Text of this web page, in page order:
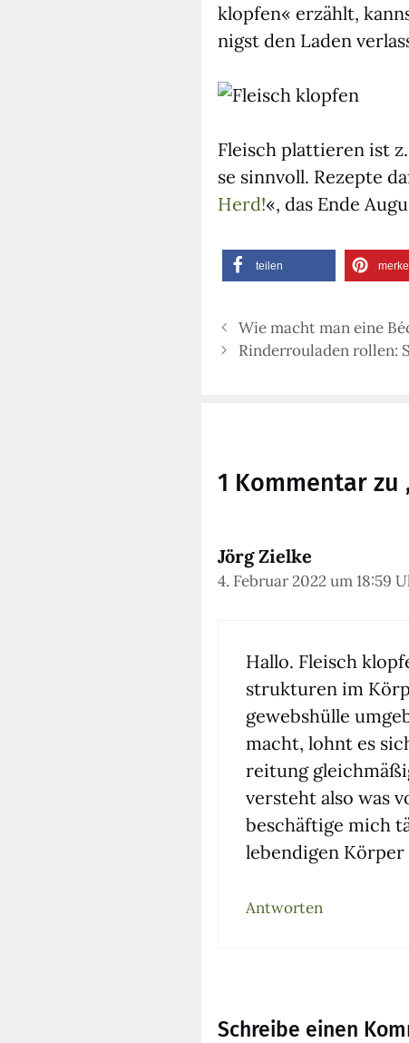
klop­fen« erzählt,
nigst den Laden
Fleisch plat­tie­ren ist
se sinn­voll. Rezep­te
Herd!«, das Ende
tei­len
Wie macht man eine
Rinderrouladen rollen:
1 Kommentar
Jörg Zielke
4. Februar 2022 um 18:59
Hal­lo. Fleisch
struk­tu­ren im
ge­webs­hül­le
macht, lohnt es
rei­tung
ver­steht also was
beschäf­ti­ge mich
leben­di­gen Kör­per
Antworten
Schreibe einen